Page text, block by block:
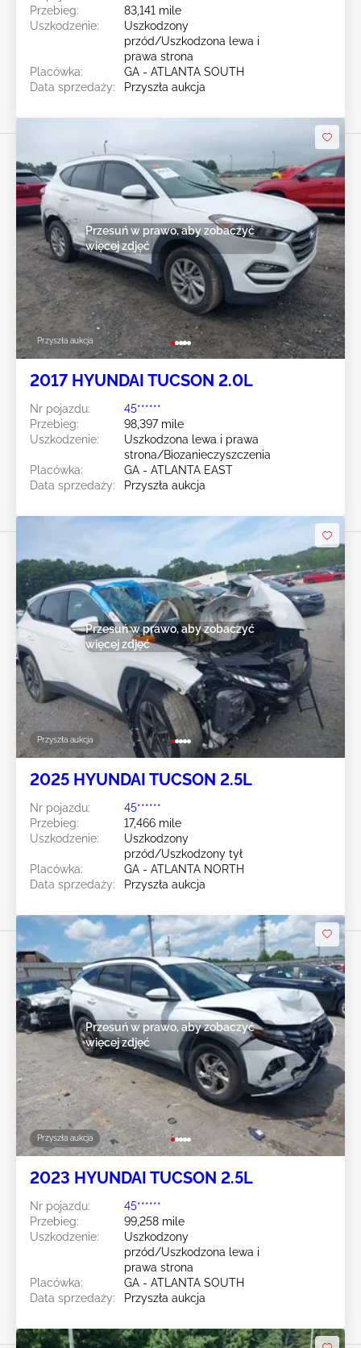
Przebieg:
83,141 mile
Uszkodzenie:
Uszkodzony
przód/Uszkodzona lewa i
prawa strona
Placówka:
GA - ATLANTA SOUTH
Data sprzedaży:
Przyszła aukcja
Przyszła aukcja
Przesuń w prawo, aby zobaczyć
więcej zdjęć
2017 HYUNDAI TUCSON 2.0L
Nr pojazdu:
45******
Przebieg:
98,397 mile
Uszkodzenie:
Uszkodzona lewa i prawa
strona/Biozanieczyszczenia
Placówka:
GA - ATLANTA EAST
Data sprzedaży:
Przyszła aukcja
Przyszła aukcja
Przesuń w prawo, aby zobaczyć
więcej zdjęć
2025 HYUNDAI TUCSON 2.5L
Nr pojazdu:
45******
Przebieg:
17,466 mile
Uszkodzenie:
Uszkodzony
przód/Uszkodzony tył
Placówka:
GA - ATLANTA NORTH
Data sprzedaży:
Przyszła aukcja
Przyszła aukcja
Przesuń w prawo, aby zobaczyć
więcej zdjęć
2023 HYUNDAI TUCSON 2.5L
Nr pojazdu:
45******
Przebieg:
99,258 mile
Uszkodzenie:
Uszkodzony
przód/Uszkodzona lewa i
prawa strona
Placówka:
GA - ATLANTA SOUTH
Data sprzedaży:
Przyszła aukcja